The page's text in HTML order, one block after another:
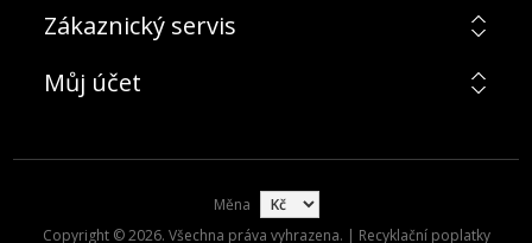
Zákaznický servis
Můj účet
Měna
Copyright © 2026. Všechna práva vyhrazena. | Recyklační poplatky